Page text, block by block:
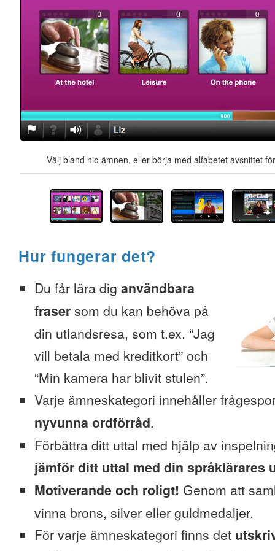
Välj bland nio ämnen, eller börja med alfabetet avsnittet
Hur fungerar det?
Du får lära dig användbara
fraser som du kan behöva på
din utlandsresa, som t.ex. “Jag
vill betala med kreditkort” och
“Min kamera har blivit stulen”.
Varje ämneskategori innehåller
nyvunna ordförråd.
Förbättra ditt uttal med hjälp av
jämför ditt uttal med din språklärares
Motiverande och roligt! Genom att
vinna brons, silver eller guldmedaljer.
För varje ämneskategori finns det